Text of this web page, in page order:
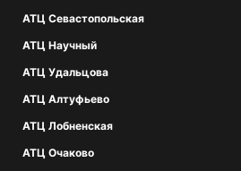
АТЦ Севастопольская
АТЦ Научный
АТЦ Удальцова
АТЦ Алтуфьево
АТЦ Лобненская
АТЦ Очаково